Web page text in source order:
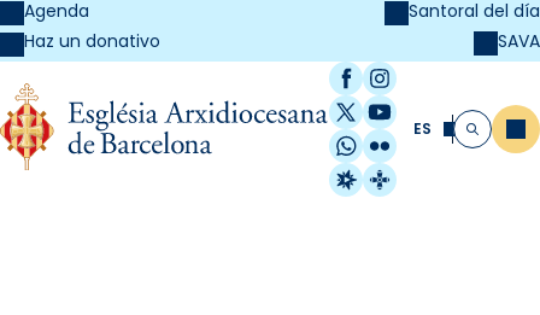
Agenda
Haz un donativo
Santoral del día
SAVA
Facebook
Instagram
X / Twitter
YouTube
WhatsApp
Flickr
Radio Estel
Catalunya
ES Buscar